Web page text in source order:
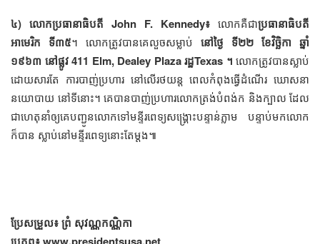
៤) លោកប្រធានាធិបតី John F. Kennedy៖ លោកគឺជាប្រធានាធិបតី
អាមេរិក ទី៣៥។ លោកត្រូវបានគេលួចសម្លាប់ នៅថ្ងៃ ទី២២ ខែវិច្ឆិកា ឆ្នាំ
១៩៦៣ នៅផ្លូវ 411 Elm, Dealey Plaza រដ្ឋTexas ។ លោកត្រូវបានស្លាប់
ដោយសារតែ ការបាញ់ប្រហារ នៅលើរថយន្ត ពេលកំពុងធ្វើដំណើរ ឃោសនា
នយោបាយ នៅទីនោះ។ គេបានបាញ់ប្រហារលោកត្រង់បំពង់ក និងក្បាល ដែល
ជាហេតុនាំឲ្យគេបញ្ជូនលោកទៅមន្ទីរពេទ្យសង្គ្រោះបន្ទាន់ភ្លាម បន្ទាប់មកលោក
ក៏បាន ស្លាប់នៅមន្ទីរពេទ្យនោះតែម្ដង៕
ប្រែសម្រួល៖ ព្រំ សុវណ្ណកណ្ណិកា